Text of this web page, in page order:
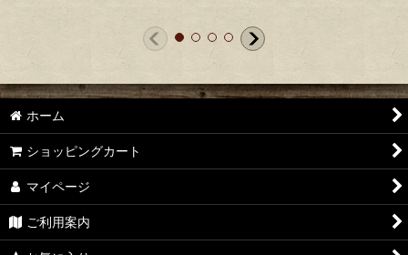
ホーム
ショッピングカート
マイページ
ご利用案内